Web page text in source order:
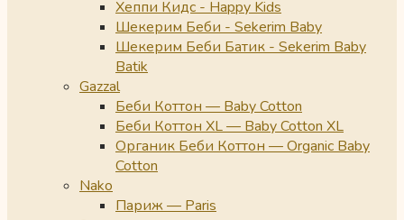
Хеппи Кидс - Happy Kids
Шекерим Беби - Sekerim Baby
Шекерим Беби Батик - Sekerim Baby
Batik
Gazzal
Беби Коттон — Baby Cotton
Беби Коттон XL — Baby Cotton XL
Органик Беби Коттон — Organic Baby
Cotton
Nako
Париж — Paris